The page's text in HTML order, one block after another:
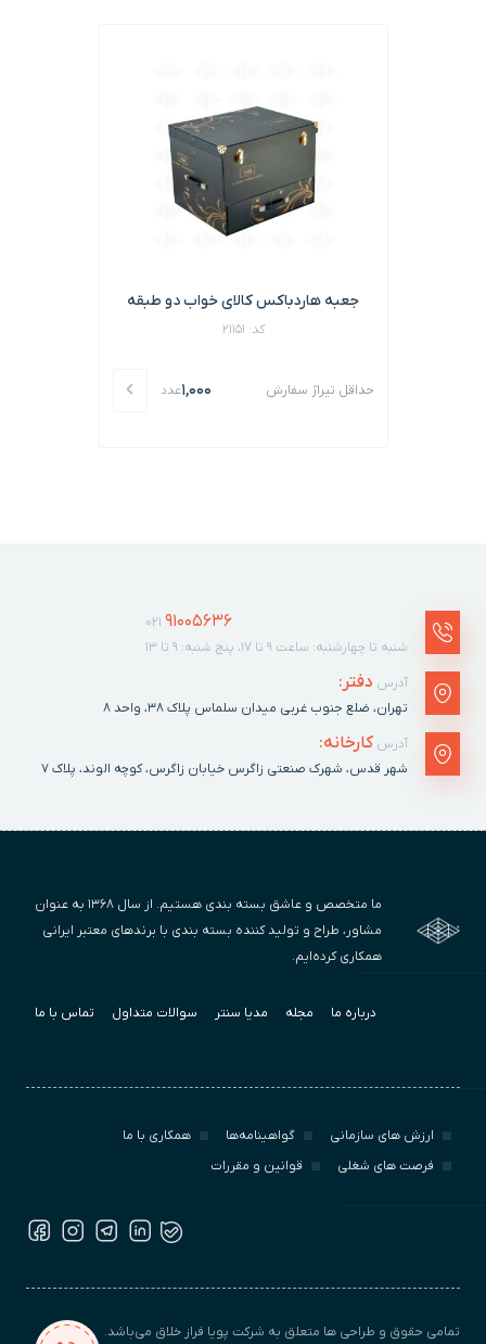
جعبه هاردباکس کالای خواب دو طبقه
کد: 21151
حداقل تیراژ سفارش 1,000عدد
021 91005636
شنبه تا چهارشنبه: ساعت ۹ تا ۱۷، پنج شنبه: ۹ تا ۱۳
آدرس دفتر:
تهران، ضلع جنوب غربی میدان سلماس پلاک ٣٨، واحد ۸
آدرس کارخانه:
شهر قدس، شهرک صنعتی زاگرس خیابان زاگرس، کوچه الوند، پلاک ٧
ما متخصص و عاشق بسته بندی هستیم. از سال ۱۳۶۸ به عنوان
مشاور، طراح و تولید کننده بسته بندی با برندهای معتبر ایرانی
همکاری کرده‌ایم.
درباره ما مجله مدیا سنتر سوالات متداول تماس با ما
ارزش‌ های سازمانی گواهینامه‌ها
همکاری با ما
فرصت های شغلی
قوانین و مقررات
تمامی حقوق و طراحی ها متعلق به شرکت پویا فراز خلاق می‌باشد.